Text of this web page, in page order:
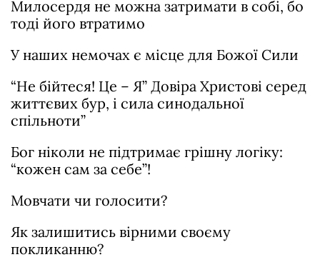
Милосердя не можна затримати в собі, бо
тоді його втратимо
У наших немочах є місце для Божої Сили
“Не бійтеся! Це – Я” Довіра Христові серед
життєвих бур, і сила синодальної
спільноти”
Бог ніколи не підтримає грішну логіку:
“кожен сам за себе”!
Мовчати чи голосити?
Як залишитись вірними своєму
покликанню?